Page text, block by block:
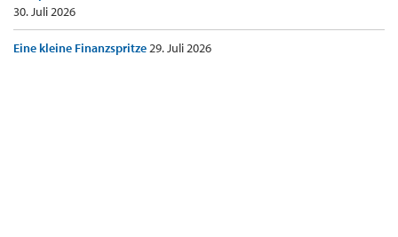
30. Juli 2026
Eine kleine Finanzspritze29. Juli 2026